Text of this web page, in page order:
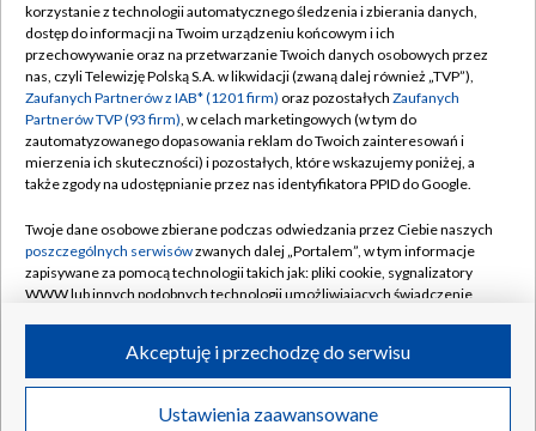
Transmisje Wideo
Abonament TVP
Sklep TVP
Biuro Reklamy
Oferta Handlowa
Telegazeta ogłoszenia
Rada Programowa
Ogłoszenia przetargowe
Akademia Telewizyjna
Informacje o nadawcy
Regulamin TVP
Polityka prywatności
Moje zgody
Biuro reklamy
Kontakt
Kanały
©2026 Telewizja Polska Spółka Akcyjna w likwidacji
korzystanie z technologii automatycznego śledzenia i zbierania danych,
dostęp do informacji na Twoim urządzeniu końcowym i ich
przechowywanie oraz na przetwarzanie Twoich danych osobowych przez
nas, czyli Telewizję Polską S.A. w likwidacji (zwaną dalej również „TVP”),
Zaufanych Partnerów z IAB* (1201 firm) oraz pozostałych Zaufanych
Partnerów TVP (93 firm), w celach marketingowych (w tym do
zautomatyzowanego dopasowania reklam do Twoich zainteresowań i
mierzenia ich skuteczności) i pozostałych, które wskazujemy poniżej, a
także zgody na udostępnianie przez nas identyfikatora PPID do Google.
Twoje dane osobowe zbierane podczas odwiedzania przez Ciebie naszych
poszczególnych serwisówzwanych dalej „Portalem”, w tym informacje
zapisywane za pomocą technologii takich jak: pliki cookie, sygnalizatory
WWW lub innych podobnych technologii umożliwiających świadczenie
ruchu w Internecie.
Twoje dane osobowe zbierane podczas odwiedzania przez Ciebie
poszczególnych serwisówna Portalu, takie jak adresy IP, identyfikatory
Ustawienia zaawansowane
Akceptuję i przechodzę do serwisu